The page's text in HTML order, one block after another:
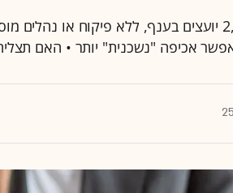
כיום פועלים כ־2,700 יועצים בענף, ללא
אכיפה "נשכנית" יותר • האם